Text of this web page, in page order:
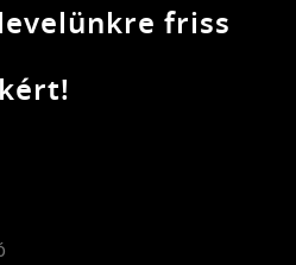
friss